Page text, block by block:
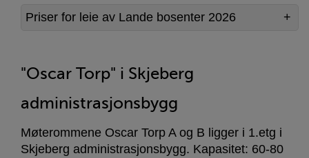
Priser for leie av Lande bosenter 2026
"Oscar Torp" i Skjeberg
administrasjonsbygg
Møterommene Oscar Torp A og B ligger i 1.etg i
Skjeberg administrasjonsbygg. Kapasitet: 60-80